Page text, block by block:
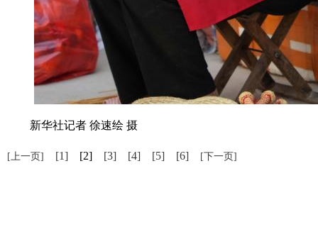
新华社记者 徐速绘 摄
[上一页] [1] [2] [3] [4] [5] [6] [下一页]